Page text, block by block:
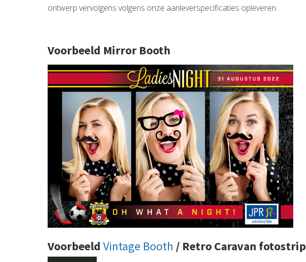
ontwerp vervolgens volgens onze aanleverspecificaties opleveren.
Voorbeeld Mirror Booth
Voorbeeld Vintage Booth / Retro Caravan fotostrip